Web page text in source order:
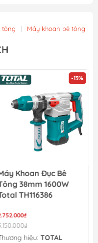
TAC280120
TAC280812
tông | Máy khoan bê tông
-13%
Khoan Đục Bê
38mm 1600W
TH116386
hiệu:TOTAL